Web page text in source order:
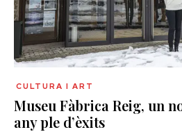
CULTURA I ART
Museu Fàbrica Reig, un
any ple d’èxits